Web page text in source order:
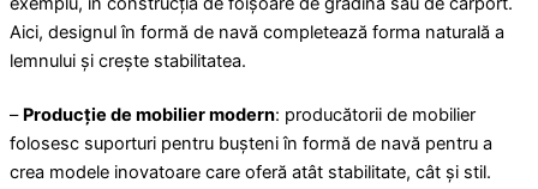
Aici, designul în formă de navă completează forma naturală a
lemnului și crește stabilitatea.
– Producție de mobilier modern: producătorii de mobilier
folosesc suporturi pentru bușteni în formă de navă pentru a
crea modele inovatoare care oferă atât stabilitate, cât și stil.